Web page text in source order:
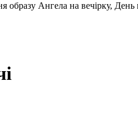
Ангела на вечірку,